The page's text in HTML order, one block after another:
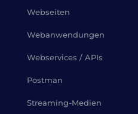
Webseiten
Webanwendungen
Webservices / APIs
Postman
Streaming-Medien